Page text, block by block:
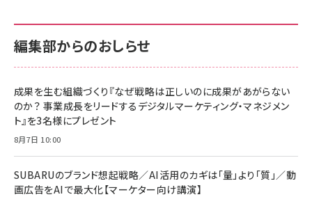
￥880
anan(アンアン)2026/06/24号 No.2500増刊
スペシャルエディション[王道エンタメの矜持／
￥1,100
anan(アンアン)2026/07/08号 No.2502[2026
￥880
ママ投資家が育休中に１億貯めた株式投資
サポート正規品 メーカー保証5年 KLMEA128G
NIMASO ガラスフィルム iPhone 17 用 保護フィ
すい ガイド枠付き いPhone17 (6.3インチ) 対応
2枚セット DSP25F1698
￥1,599
￥6,980
サポート正規品 メーカー保証5年 KLMEA128G
Amazon eギフトカード - Amazonロゴ - クラ
￥5,000
Anker PowerLine III Flow USB-C & USB-C
Pro/Air 各種対応 (1.8m ミッドナイトブラック)
￥1,890
編集部からのおしらせ
成果を生む組織づくり『なぜ戦略は正しいのに成果があがらない
のか？ 事業成長をリードするデジタルマーケティング・マネジメン
ト』を3名様にプレゼント
8月7日 10:00
SUBARUのブランド想起戦略／AI活用のカギは「量」より「質」／動
画広告をAIで最大化【マーケター向け講演】